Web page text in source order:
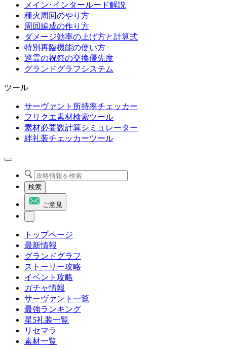
メイン･インタールード解説
種火周回のやり方
周回編成の作り方
ダメージ効率の上げ方と計算式
特別再臨機能の使い方
巡霊の祝祭の交換優先度
グランドグラフシステム
ツール
サーヴァント所持率チェッカー
フリクエ素材検索ツール
素材必要数計算シミュレーター
絆礼装チェッカーツール
検索
ご意見
トップページ
最新情報
グランドグラフ
ストーリー攻略
イベント攻略
ガチャ情報
サーヴァント一覧
最強ランキング
星5礼装一覧
リセマラ
素材一覧